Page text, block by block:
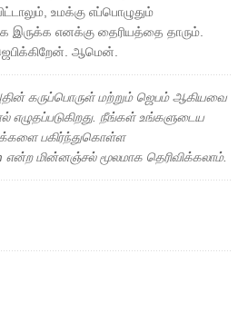
உமக்கு எப்பொழுதும்
எனக்கு தைரியத்தை தாரும்.
ஆமென்.
கருப்பொருள் மற்றும் ஜெபம் ஆகியவை
எழுதப்படுகிறது. நீங்கள் உங்களுடைய
பகிர்ந்துகொள்ள
என்ற மின்னஞ்சல் மூலமாக தெரிவிக்கலாம்.